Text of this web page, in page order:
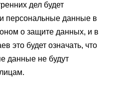
дел будет
персональные данные в
о защите данных, и в
это будет означать, что
данные не будут